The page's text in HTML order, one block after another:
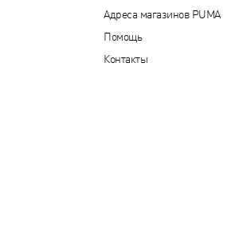
Адреса магазинов PUMA
Помощь
Контакты